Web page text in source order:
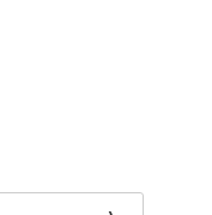
hitsasi tiimit
pisteet!